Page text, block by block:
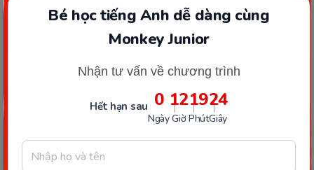
Bé học tiếng Anh dễ dàng cùng
Monkey Junior
Nhận tư vấn về chương trình
Hết hạn sau 0
Ngày
12
Giờ
19
Phút
23
Giây
Thực đơn cho trẻ mầm non 3-5 tuổi đa dạng, đầy
đủ nhóm dinh dưỡng